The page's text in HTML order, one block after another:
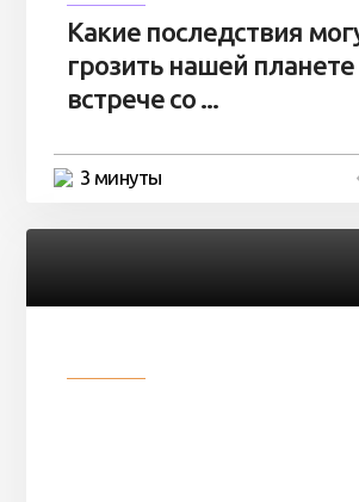
Какие последствия
грозить нашей
встрече со ...
3 минуты